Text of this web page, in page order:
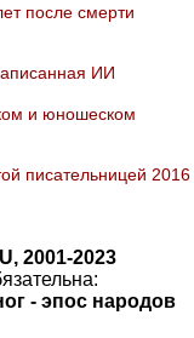
после смерти
ИИ
и юношеском
писательницей 2016
2001-2023
- эпос народов